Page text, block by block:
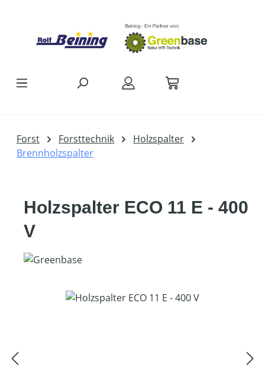
Forst Forsttechnik
Holzspalter
Brennholzspalter
Holzspalter ECO 11 E - 400
V
Bildergalerie überspringen